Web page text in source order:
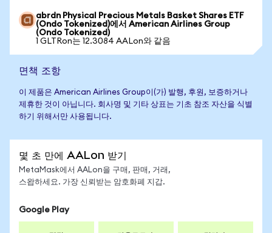
abrdn Physical Precious Metals Basket Shares ETF
(Ondo Tokenized)에서 American Airlines Group
(Ondo Tokenized)
1 GLTRon는 12.3084 AALon와 같음
면책 조항
이 제품은 American Airlines Group이(가) 발행, 후원, 보증하거나
제휴한 것이 아닙니다. 회사명 및 기타 상표는 기초 참조 자산을 식별
하기 위해서만 사용됩니다.
몇 초 만에 AALon 받기
MetaMask에서 AALon을 구매, 판매, 거래,
스왑하세요. 가장 신뢰받는 암호화폐 지갑.
Google Play